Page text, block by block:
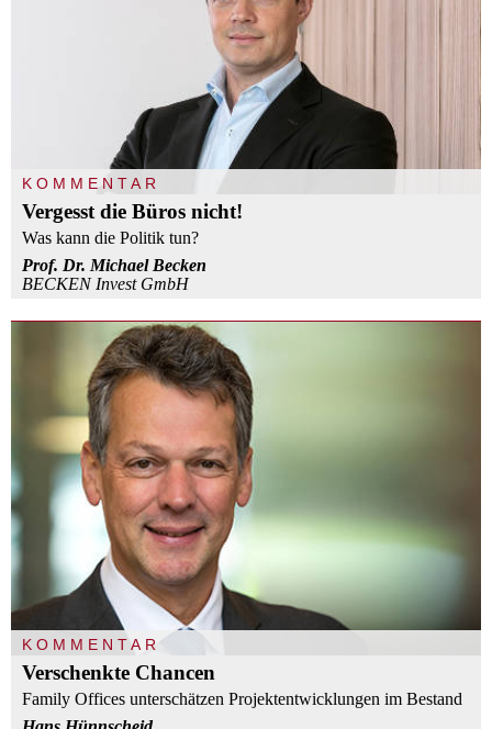
KOMMENTAR
Vergesst die Büros nicht!
Was kann die Politik tun?
Prof. Dr. Michael Becken
BECKEN Invest GmbH
KOMMENTAR
Verschenkte Chancen
Family Offices unterschätzen Projektentwicklungen im Bestand